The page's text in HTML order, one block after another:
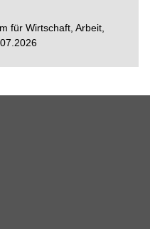
für Wirtschaft, Arbeit,